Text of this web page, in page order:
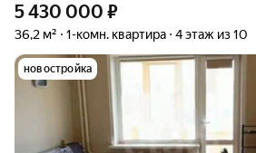
5 430 000 ₽
36,2 м² 1-комн. квартира 4 этаж из 10
новостройка